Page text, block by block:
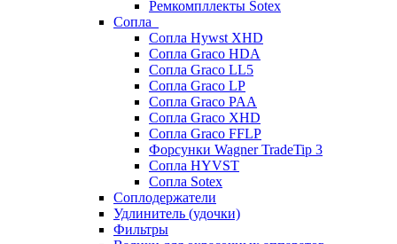
Ремкомпллекты Sotex
Сопла
Сопла Hywst XHD
Сопла Graco HDA
Сопла Graco LL5
Сопла Graco LP
Сопла Graco PAA
Сопла Graco XHD
Сопла Graco FFLP
Форсунки Wagner TradeTip 3
Сопла HYVST
Сопла Sotex
Соплодержатели
Удлинитель (удочки)
Фильтры